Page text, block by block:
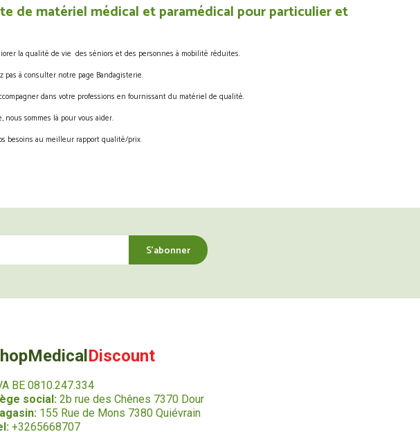
de matériel médical et paramédical pour particulier et
la qualité de vie des séniors et des personnes à mobilité réduites.
pas à consulter notre page Bandagisterie.
dans votre professions en fournissant du matériel de qualité.
nous sommes là pour vous aider.
besoins au meilleur rapport qualité/prix.
Discount
BE 0810.247.334
social:2b rue des Chênes 7370 Dour
155 Rue de Mons 7380 Quiévrain
+3265668707